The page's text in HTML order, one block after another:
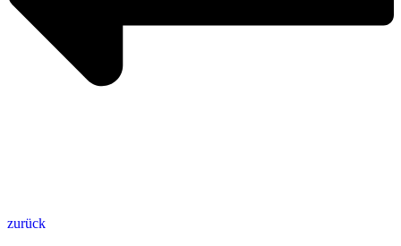
zurück